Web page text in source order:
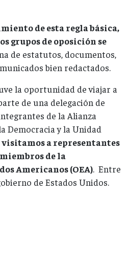
de esta regla básica,
grupos de oposición se
de estatutos, documentos,
bien redactados.
la oportunidad de viajar a
de una delegación de
de la Alianza
Democracia y la Unidad
visitamos a representantes
de la
Americanos (OEA). Entre
de Estados Unidos.